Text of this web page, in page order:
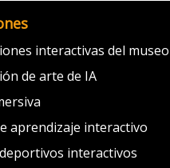
interactivas del museo
de arte de IA
aprendizaje interactivo
interactivos